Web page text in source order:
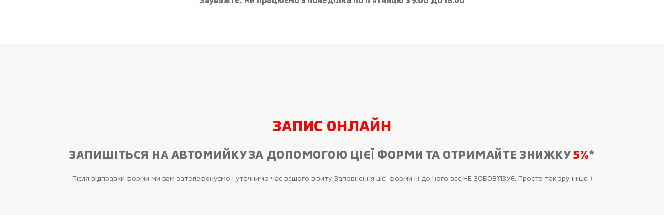
ЗАПИС ОНЛАЙН
ЗАПИШІТЬСЯ НА АВТОМИЙКУ ЗА ДОПОМОГОЮ ЦІЄЇ ФОРМИ ТА ОТРИМАЙТЕ ЗНИЖКУ5%*
Після відправки форми ми вам зателефонуємо і уточнимо час вашого візиту. Заповнення цієї форми ні до чого вас НЕ ЗОБОВ'ЯЗУЄ. Просто так зручніше )